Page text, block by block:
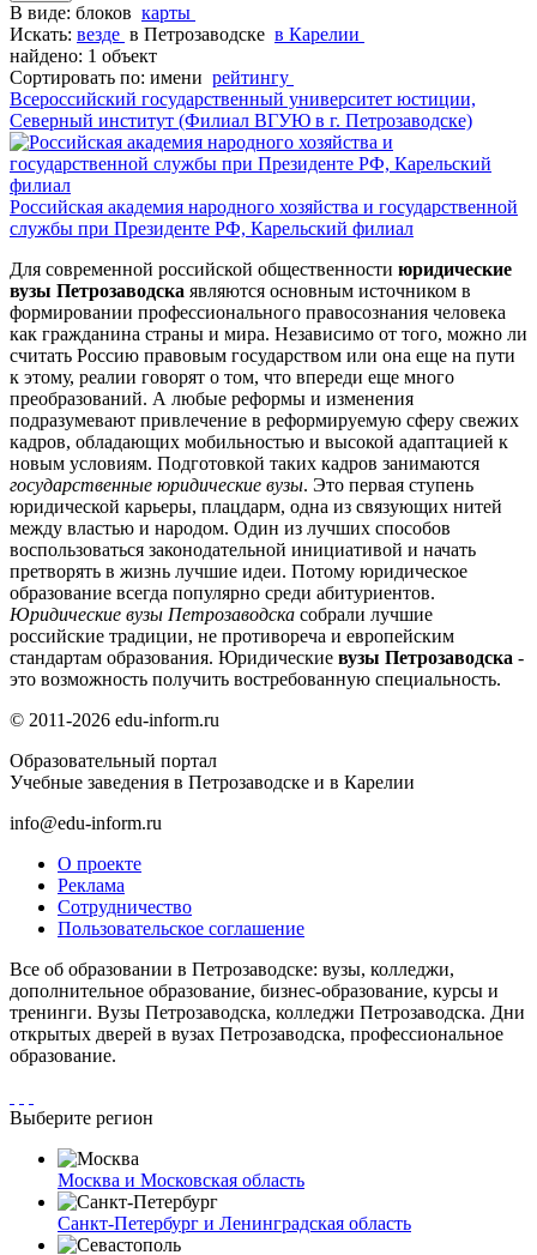
В виде: блоков карты
Искать: везде в Петрозаводске в Карелии
найдено: 1 объект
Сортировать по: имени рейтингу
Всероссийский государственный университет юстиции,
Северный институт (Филиал ВГУЮ в г. Петрозаводске)
Российская академия народного хозяйства и государственной
службы при Президенте РФ, Карельский филиал
Для современной российской общественности юридические
вузы Петрозаводска являются основным источником в
формировании профессионального правосознания человека
как гражданина страны и мира. Независимо от того, можно ли
считать Россию правовым государством или она еще на пути
к этому, реалии говорят о том, что впереди еще много
преобразований. А любые реформы и изменения
подразумевают привлечение в реформируемую сферу свежих
кадров, обладающих мобильностью и высокой адаптацией к
новым условиям. Подготовкой таких кадров занимаются
государственные юридические вузы. Это первая ступень
юридической карьеры, плацдарм, одна из связующих нитей
между властью и народом. Один из лучших способов
воспользоваться законодательной инициативой и начать
претворять в жизнь лучшие идеи. Потому юридическое
образование всегда популярно среди абитуриентов.
Юридические вузы Петрозаводска собрали лучшие
российские традиции, не противореча и европейским
стандартам образования. Юридические вузы Петрозаводска -
это возможность получить востребованную специальность.
© 2011-2026 edu-inform.ru
Образовательный портал
Учебные заведения в Петрозаводске и в Карелии
info@edu-inform.ru
О проекте
Реклама
Сотрудничество
Пользовательское соглашение
Все об образовании в Петрозаводске: вузы, колледжи,
дополнительное образование, бизнес-образование, курсы и
тренинги. Вузы Петрозаводска, колледжи Петрозаводска. Дни
открытых дверей в вузах Петрозаводска, профессиональное
образование.
Выберите регион
Москва и Московская область
Санкт-Петербург и Ленинградская область